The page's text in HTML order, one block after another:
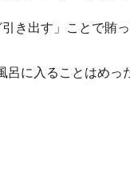
き出す」ことで賄っ
に入ることはめっ